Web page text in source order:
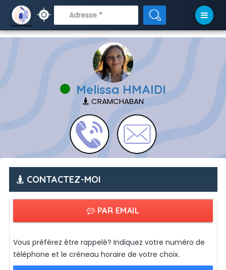
// APRÈS
Melissa HMAIDI
CRAMCHABAN
CONTACTEZ-MOI
PAR EMAIL
Vous préférez être rappelé? Indiquez votre numéro de
téléphone et le créneau horaire de votre choix.